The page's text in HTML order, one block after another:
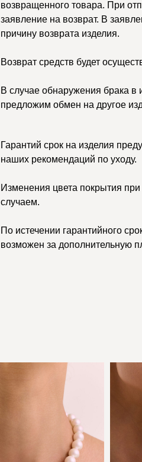
возвращенного товара. При
заявление на возврат. В
причину возврата изделия.
Возврат средств будет
В случае обнаружения брака в
предложим обмен на другое
Гарантий срок на изделия
наших рекомендаций по уходу.
Изменения цвета покрытия
случаем.
По истечении гарантийного
возможен за дополнительную